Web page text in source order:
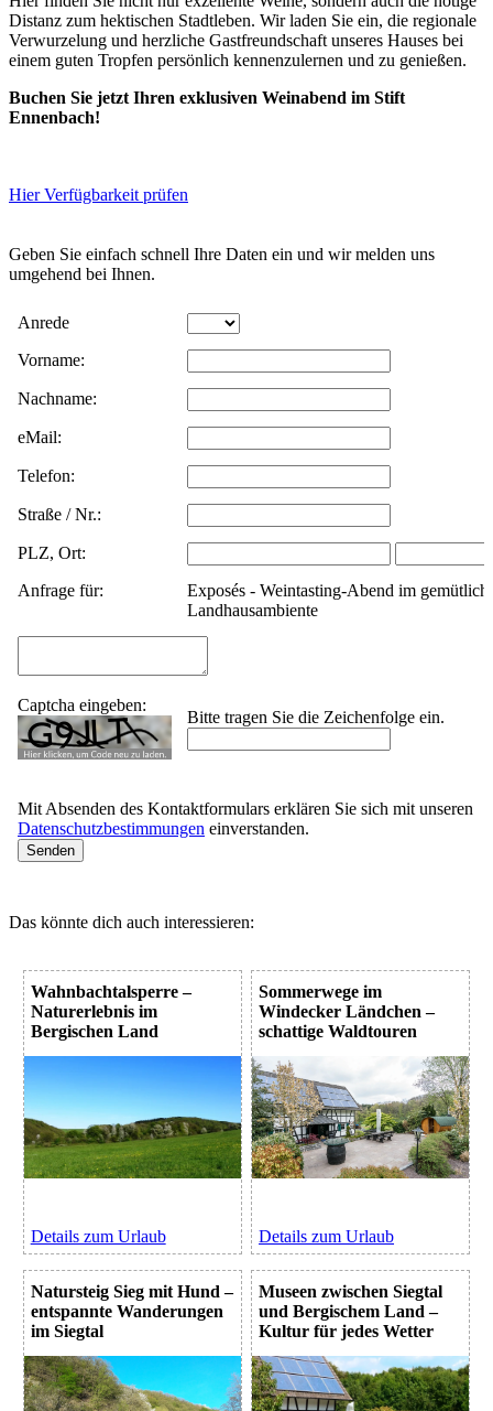
Distanz zum hektischen Stadtleben. Wir laden Sie ein, die regionale
Verwurzelung und herzliche Gastfreundschaft unseres Hauses bei
einem guten Tropfen persönlich kennenzulernen und zu genießen.
Buchen Sie jetzt Ihren exklusiven Weinabend im Stift
Ennenbach!
Hier Verfügbarkeit prüfen
Geben Sie einfach schnell Ihre Daten ein und wir melden uns
umgehend bei Ihnen.
Anrede
Vorname:
Nachname:
eMail:
Telefon:
Straße / Nr.:
PLZ, Ort:
Anfrage für:
Exposés - Weintasting-Abend im
Landhausambiente
Captcha eingeben:
Bitte tragen Sie die Zeichenfolge ein.
Mit Absenden des Kontaktformulars erklären Sie sich mit unseren
Datenschutzbestimmungen einverstanden.
Daten werden
gesendet. Bitte
warten.
Das könnte dich auch interessieren:
Wahnbachtalsperre –
Naturerlebnis im
Bergischen Land
Details zum Urlaub
Sommerwege im
Windecker Ländchen –
schattige Waldtouren
Details zum Urlaub
Natursteig Sieg mit Hund –
entspannte Wanderungen
im Siegtal
Museen zwischen Siegtal
und Bergischem Land –
Kultur für jedes Wetter